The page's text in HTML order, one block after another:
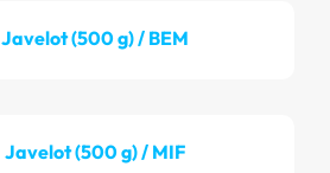
Javelot (500 g) / BEM
Javelot (500 g) / MIF